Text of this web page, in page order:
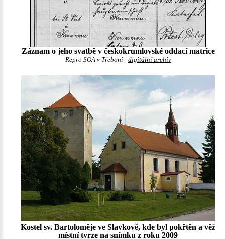
Záznam o jeho svatbě v českokrumlovské oddací matrice
Repro SOA v Třeboni - digitální archiv
Kostel sv. Bartoloměje ve Slavkově, kde byl pokřtěn a věž
místní tvrze na snímku z roku 2009